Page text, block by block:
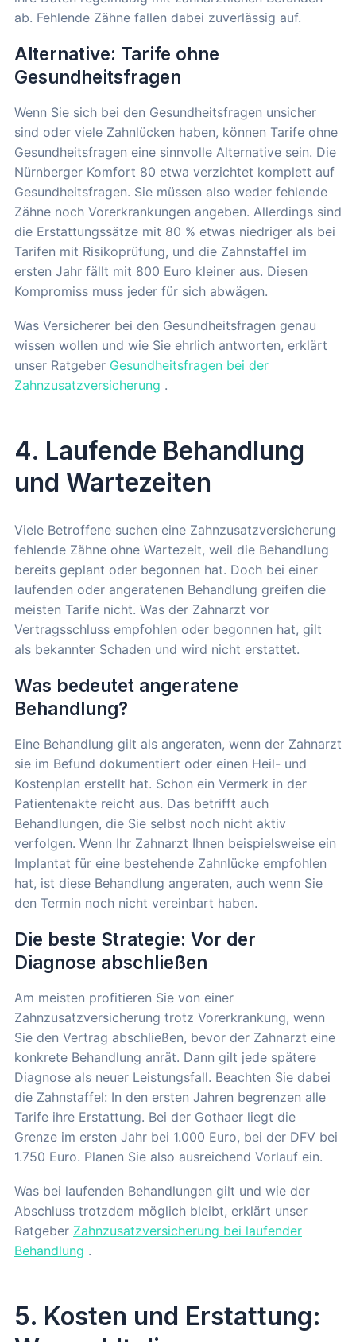
ab. Fehlende Zähne fallen dabei zuverlässig auf.
Alternative: Tarife ohne
Gesundheitsfragen
Wenn Sie sich bei den Gesundheitsfragen unsicher
sind oder viele Zahnlücken haben, können Tarife ohne
Gesundheitsfragen eine sinnvolle Alternative sein. Die
Nürnberger Komfort 80 etwa verzichtet komplett auf
Gesundheitsfragen. Sie müssen also weder fehlende
Zähne noch Vorerkrankungen angeben. Allerdings sind
die Erstattungssätze mit 80 % etwas niedriger als bei
Tarifen mit Risikoprüfung, und die Zahnstaffel im
ersten Jahr fällt mit 800 Euro kleiner aus. Diesen
Kompromiss muss jeder für sich abwägen.
Was Versicherer bei den Gesundheitsfragen genau
wissen wollen und wie Sie ehrlich antworten, erklärt
unser Ratgeber Gesundheitsfragen bei der
Zahnzusatzversicherung .
4. Laufende Behandlung
und Wartezeiten
Viele Betroffene suchen eine Zahnzusatzversicherung
fehlende Zähne ohne Wartezeit, weil die Behandlung
bereits geplant oder begonnen hat. Doch bei einer
laufenden oder angeratenen Behandlung greifen die
meisten Tarife nicht. Was der Zahnarzt vor
Vertragsschluss empfohlen oder begonnen hat, gilt
als bekannter Schaden und wird nicht erstattet.
Was bedeutet angeratene
Behandlung?
Eine Behandlung gilt als angeraten, wenn der Zahnarzt
sie im Befund dokumentiert oder einen Heil- und
Kostenplan erstellt hat. Schon ein Vermerk in der
Patientenakte reicht aus. Das betrifft auch
Behandlungen, die Sie selbst noch nicht aktiv
verfolgen. Wenn Ihr Zahnarzt Ihnen beispielsweise ein
Implantat für eine bestehende Zahnlücke empfohlen
hat, ist diese Behandlung angeraten, auch wenn Sie
den Termin noch nicht vereinbart haben.
Die beste Strategie: Vor der
Diagnose abschließen
Am meisten profitieren Sie von einer
Zahnzusatzversicherung trotz Vorerkrankung, wenn
Sie den Vertrag abschließen, bevor der Zahnarzt eine
konkrete Behandlung anrät. Dann gilt jede spätere
Diagnose als neuer Leistungsfall. Beachten Sie dabei
die Zahnstaffel: In den ersten Jahren begrenzen alle
Tarife ihre Erstattung. Bei der Gothaer liegt die
Grenze im ersten Jahr bei 1.000 Euro, bei der DFV bei
1.750 Euro. Planen Sie also ausreichend Vorlauf ein.
Was bei laufenden Behandlungen gilt und wie der
Abschluss trotzdem möglich bleibt, erklärt unser
Ratgeber Zahnzusatzversicherung bei laufender
Behandlung .
5. Kosten und Erstattung: